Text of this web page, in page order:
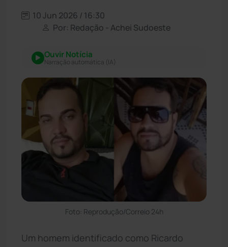
10 Jun 2026 / 16:30
Por: Redação - Achei Sudoeste
Ouvir Notícia
Narração automática (IA)
Foto: Reprodução/Correio 24h
Um homem identificado como Ricardo